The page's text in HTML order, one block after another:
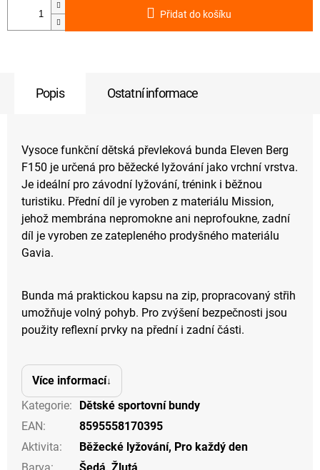
Přidat do košíku
Popis Ostatní informace
Vysoce funkční dětská převleková bunda Eleven Berg
F150 je určená pro běžecké lyžování jako vrchní vrstva.
Je ideální pro závodní lyžování, trénink i běžnou
turistiku. Přední díl je vyroben z materiálu Mission,
jehož membrána nepromokne ani neprofoukne, zadní
díl je vyroben ze zatepleného prodyšného materiálu
Gavia.
Bunda má praktickou kapsu na zip, propracovaný střih
umožňuje volný pohyb. Pro zvýšení bezpečnosti jsou
použity reflexní prvky na přední i zadní části.
Více informací
Kategorie:
Dětské sportovní bundy
EAN:
8595558170395
Aktivita: Běžecké lyžování, Pro každý den